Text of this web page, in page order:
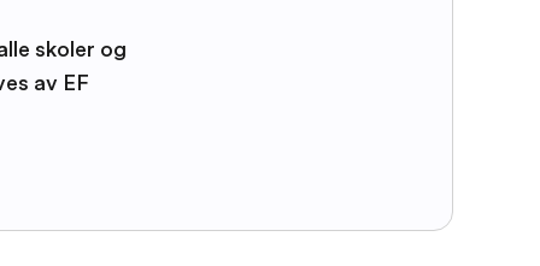
skoler og
av EF